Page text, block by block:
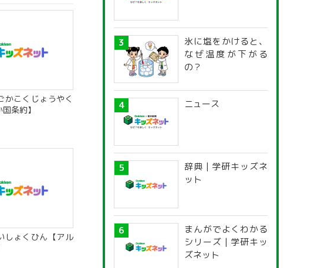
かこくじょうやく
条約】
しょくひん【アル
氷に塩をかけると、
なぜ温度が下がる
の？
ニュース
辞典 | 学研キッズネ
ット
まんがでよくわかる
シリーズ | 学研キッ
ズネット